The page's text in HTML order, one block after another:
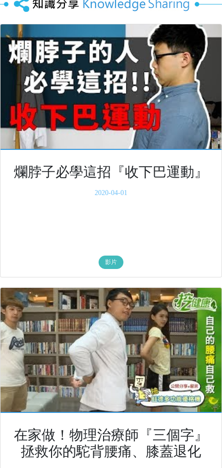
爛脖子必學這招『收下巴運動』
2020-04-01
影片
在家做！物理治療師『三個字』
拯救你的駝背腰痛、膝蓋退化